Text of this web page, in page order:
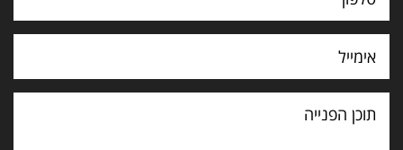
תוכן
הפנייה